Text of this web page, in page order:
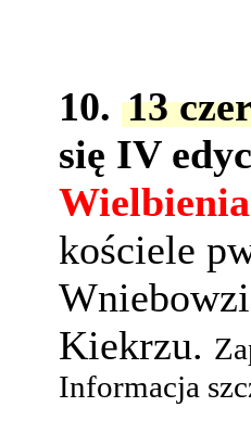
10. 13
się IV
kościele
Kiekrzu.
Informacja